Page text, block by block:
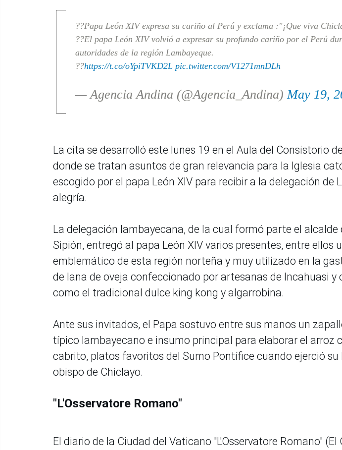
??Papa León XIV expresa su cariño al Perú y exclama :"¡Que viva
??El papa León XIV volvió a expresar su profundo cariño por el Perú
autoridades de la región Lambayeque.
??https://t.co/oYpiTVKD2L pic.twitter.com/V1271mnDLh
— Agencia Andina (@Agencia_Andina)May 19,
La cita se desarrolló este lunes 19 en el Aula del Consistorio
donde se tratan asuntos de gran relevancia para la Iglesia
escogido por el papa León XIV para recibir a la delegación de
alegría.
La delegación lambayecana, de la cual formó parte el alcalde
Sipión, entregó al papa León XIV varios presentes, entre ellos
emblemático de esta región norteña y muy utilizado en la
de lana de oveja confeccionado por artesanas de Incahuasi
como el tradicional dulce king kong y algarrobina.
Ante sus invitados, el Papa sostuvo entre sus manos un
típico lambayecano e insumo principal para elaborar el arroz
cabrito, platos favoritos del Sumo Pontífice cuando ejerció
obispo de Chiclayo.
"L'Osservatore Romano"
El diario de la Ciudad del Vaticano "L'Osservatore Romano"